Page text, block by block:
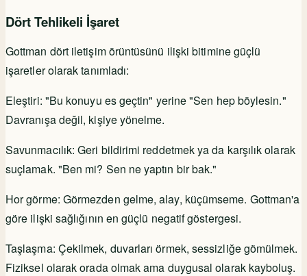
Dört Tehlikeli İşaret
Gottman dört iletişim örüntüsünü ilişki bitimine güçlü
işaretler olarak tanımladı:
Eleştiri: "Bu konuyu es geçtin" yerine "Sen hep böylesin."
Davranışa değil, kişiye yönelme.
Savunmacılık: Geri bildirimi reddetmek ya da karşılık olarak
suçlamak. "Ben mi? Sen ne yaptın bir bak."
Hor görme: Görmezden gelme, alay, küçümseme. Gottman'a
göre ilişki sağlığının en güçlü negatif göstergesi.
Taşlaşma: Çekilmek, duvarları örmek, sessizliğe gömülmek.
Fiziksel olarak orada olmak ama duygusal olarak kayboluş.